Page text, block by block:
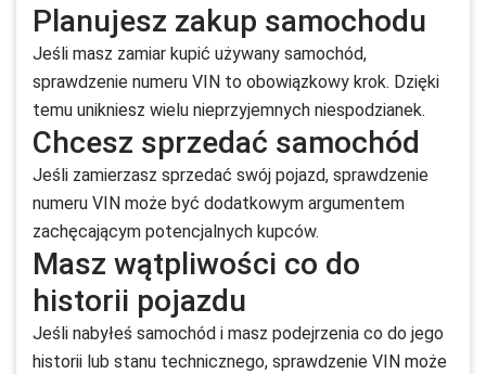
Planujesz zakup samochodu
Jeśli masz zamiar kupić używany samochód,
sprawdzenie numeru VIN to obowiązkowy krok. Dzięki
temu unikniesz wielu nieprzyjemnych niespodzianek.
Chcesz sprzedać samochód
Jeśli zamierzasz sprzedać swój pojazd, sprawdzenie
numeru VIN może być dodatkowym argumentem
zachęcającym potencjalnych kupców.
Masz wątpliwości co do
historii pojazdu
Jeśli nabyłeś samochód i masz podejrzenia co do jego
historii lub stanu technicznego, sprawdzenie VIN może